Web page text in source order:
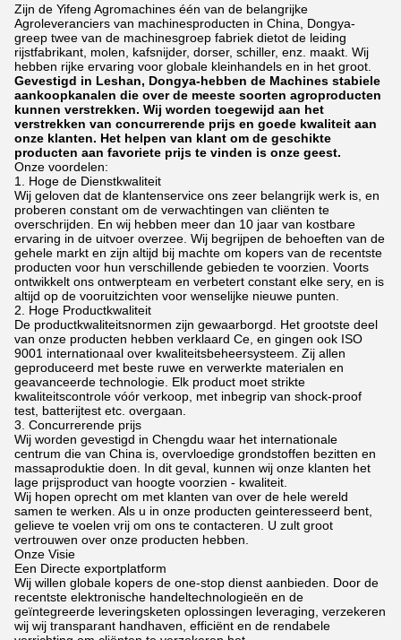
Zijn de Yifeng Agromachines één van de belangrijke
Agroleveranciers van machinesproducten in China, Dongya-
greep twee van de machinesgroep fabriek dietot de leiding
rijstfabrikant, molen, kafsnijder, dorser, schiller, enz. maakt. Wij
hebben rijke ervaring voor globale kleinhandels en in het groot.
Gevestigd in Leshan, Dongya-hebben de Machines stabiele
aankoopkanalen die over de meeste soorten agroproducten
kunnen verstrekken. Wij worden toegewijd aan het
verstrekken van concurrerende prijs en goede kwaliteit aan
onze klanten. Het helpen van klant om de geschikte
producten aan favoriete prijs te vinden is onze geest.
Onze voordelen:
1. Hoge de Dienstkwaliteit
Wij geloven dat de klantenservice ons zeer belangrijk werk is, en
proberen constant om de verwachtingen van cliënten te
overschrijden. En wij hebben meer dan 10 jaar van kostbare
ervaring in de uitvoer overzee. Wij begrijpen de behoeften van de
gehele markt en zijn altijd bij machte om kopers van de recentste
producten voor hun verschillende gebieden te voorzien. Voorts
ontwikkelt ons ontwerpteam en verbetert constant elke sery, en is
altijd op de vooruitzichten voor wenselijke nieuwe punten.
2. Hoge Productkwaliteit
De productkwaliteitsnormen zijn gewaarborgd. Het grootste deel
van onze producten hebben verklaard Ce, en gingen ook ISO
9001 internationaal over kwaliteitsbeheersysteem. Zij allen
geproduceerd met beste ruwe en verwerkte materialen en
geavanceerde technologie. Elk product moet strikte
kwaliteitscontrole vóór verkoop, met inbegrip van shock-proof
test, batterijtest etc. overgaan.
3. Concurrerende prijs
Wij worden gevestigd in Chengdu waar het internationale
centrum die van China is, overvloedige grondstoffen bezitten en
massaproduktie doen. In dit geval, kunnen wij onze klanten het
lage prijsproduct van hoogte voorzien - kwaliteit.
Wij hopen oprecht om met klanten van over de hele wereld
samen te werken. Als u in onze producten geinteresseerd bent,
gelieve te voelen vrij om ons te contacteren. U zult groot
vertrouwen over onze producten hebben.
Onze Visie
Een Directe exportplatform
Wij willen globale kopers de one-stop dienst aanbieden. Door de
recentste elektronische handeltechnologieën en de
geïntegreerde leveringsketen oplossingen leveraging, verzekeren
wij wij transparant handhaven, efficiënt en de rendabele